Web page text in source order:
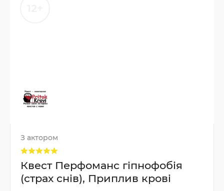
З актором
Квест Перфоманс гіпнофобія
(страх снів), Приплив крові